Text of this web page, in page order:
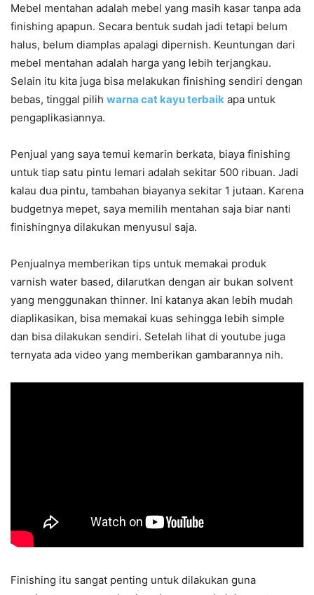
Mebel mentahan adalah mebel yang masih kasar tanpa ada
finishing apapun. Secara bentuk sudah jadi tetapi belum
halus, belum diamplas apalagi dipernish. Keuntungan dari
mebel mentahan adalah harga yang lebih terjangkau.
Selain itu kita juga bisa melakukan finishing sendiri dengan
bebas, tinggal pilih warna cat kayu terbaik apa untuk
pengaplikasiannya.
Penjual yang saya temui kemarin berkata, biaya finishing
untuk tiap satu pintu lemari adalah sekitar 500 ribuan. Jadi
kalau dua pintu, tambahan biayanya sekitar 1 jutaan. Karena
budgetnya mepet, saya memilih mentahan saja biar nanti
finishingnya dilakukan menyusul saja.
Penjualnya memberikan tips untuk memakai produk
varnish water based, dilarutkan dengan air bukan solvent
yang menggunakan thinner. Ini katanya akan lebih mudah
diaplikasikan, bisa memakai kuas sehingga lebih simple
dan bisa dilakukan sendiri. Setelah lihat di youtube juga
ternyata ada video yang memberikan gambarannya nih.
Finishing itu sangat penting untuk dilakukan guna